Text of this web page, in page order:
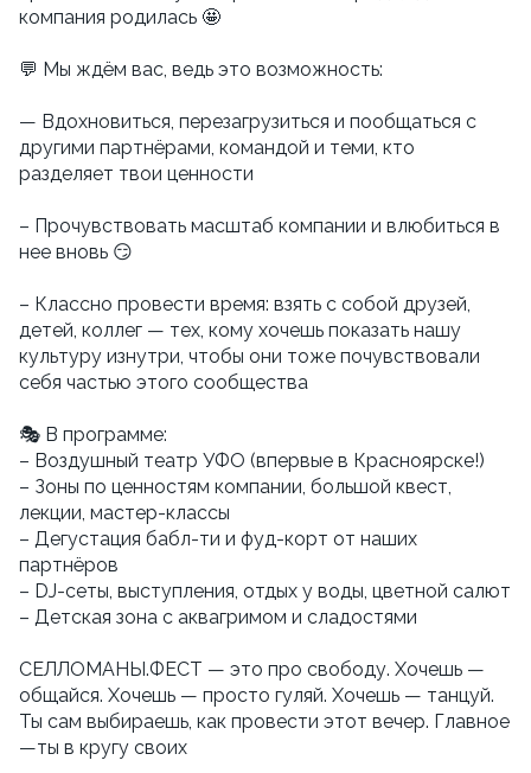
компания родилась 🤩
💬 Мы ждём вас, ведь это возможность:
— Вдохновиться, перезагрузиться и пообщаться с
другими партнёрами, командой и теми, кто
разделяет твои ценности
– Прочувствовать масштаб компании и влюбиться в
нее вновь 😏
– Классно провести время: взять с собой друзей,
детей, коллег — тех, кому хочешь показать нашу
культуру изнутри, чтобы они тоже почувствовали
себя частью этого сообщества
🎭 В программе:
– Воздушный театр УФО (впервые в Красноярске!)
– Зоны по ценностям компании, большой квест,
лекции, мастер-классы
– Дегустация бабл-ти и фуд-корт от наших
партнёров
– DJ-сеты, выступления, отдых у воды, цветной салют
– Детская зона с аквагримом и сладостями
СЕЛЛОМАНЫ.ФЕСТ — это про свободу. Хочешь —
общайся. Хочешь — просто гуляй. Хочешь — танцуй.
Ты сам выбираешь, как провести этот вечер. Главное
—ты в кругу своих